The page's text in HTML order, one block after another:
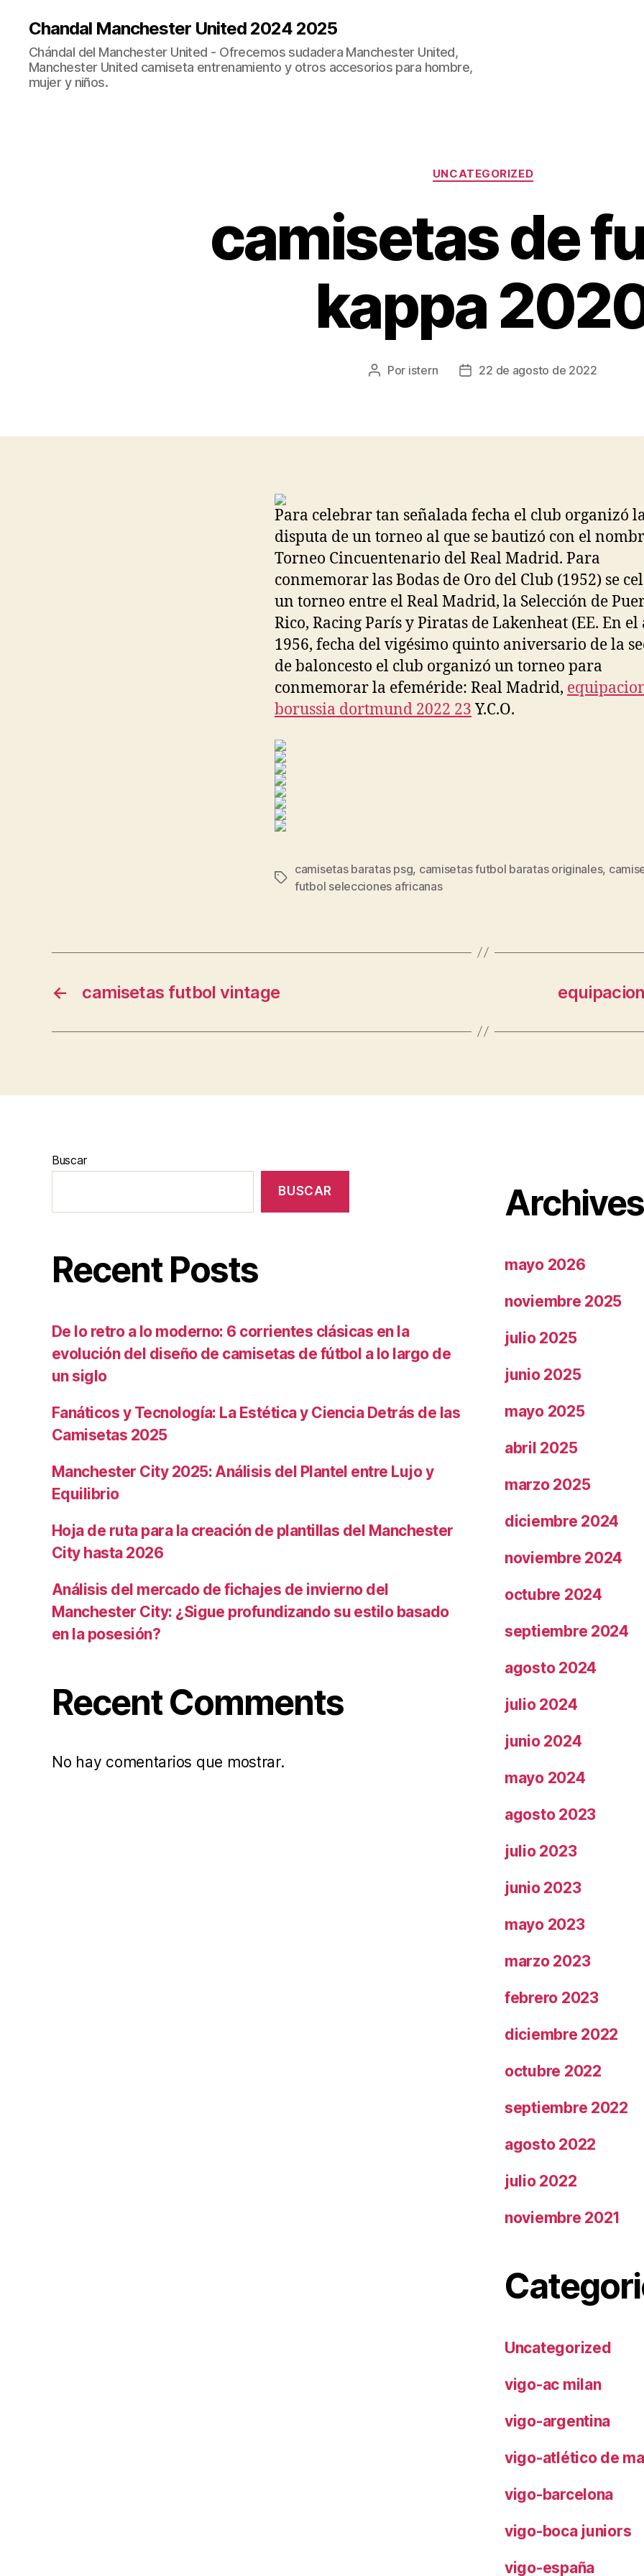
Chandal Manchester United 2024 2025
Chándal del Manchester United - Ofrecemos sudadera Manchester United,
Manchester United camiseta entrenamiento y otros accesorios para hombre,
mujer y niños.
Categorías
UNCATEGORIZED
camisetas de
kappa
Autor
Por istern
Fecha22 de agosto de 2022
Para celebrar tan señalada fecha el club organizó
disputa de un torneo al que se bautizó con el
Torneo Cincuentenario del Real Madrid. Para
conmemorar las Bodas de Oro del Club (1952) se
un torneo entre el Real Madrid, la Selección de
Rico, Racing París y Piratas de Lakenheat (EE. En el
1956, fecha del vigésimo quinto aniversario de la
de baloncesto el club organizó un torneo para
conmemorar la efeméride: Real Madrid,
borussia dortmund 2022 23Y.C.O.
Etiquetas
camisetas baratas psg, camisetas futbol baratas originales,
futbol selecciones africanas
← camisetas futbol vintage
Buscar
BUSCAR
Recent Posts
De lo retro a lo moderno: 6 corrientes clásicas en la
evolución del diseño de camisetas de fútbol a lo largo de
un siglo
Fanáticos y Tecnología: La Estética y Ciencia Detrás de las
Camisetas 2025
Manchester City 2025: Análisis del Plantel entre Lujo y
Equilibrio
Hoja de ruta para la creación de plantillas del Manchester
City hasta 2026
Análisis del mercado de fichajes de invierno del
Manchester City: ¿Sigue profundizando su estilo basado
en la posesión?
Recent Comments
No hay comentarios que mostrar.
Archives
mayo 2026
noviembre 2025
julio 2025
junio 2025
mayo 2025
abril 2025
marzo 2025
diciembre 2024
noviembre 2024
octubre 2024
septiembre 2024
agosto 2024
julio 2024
junio 2024
mayo 2024
agosto 2023
julio 2023
junio 2023
mayo 2023
marzo 2023
febrero 2023
diciembre 2022
octubre 2022
septiembre 2022
agosto 2022
julio 2022
noviembre 2021
Uncategorized
vigo-ac milan
vigo-argentina
vigo-atlético de
vigo-barcelona
vigo-boca juniors
vigo-españa